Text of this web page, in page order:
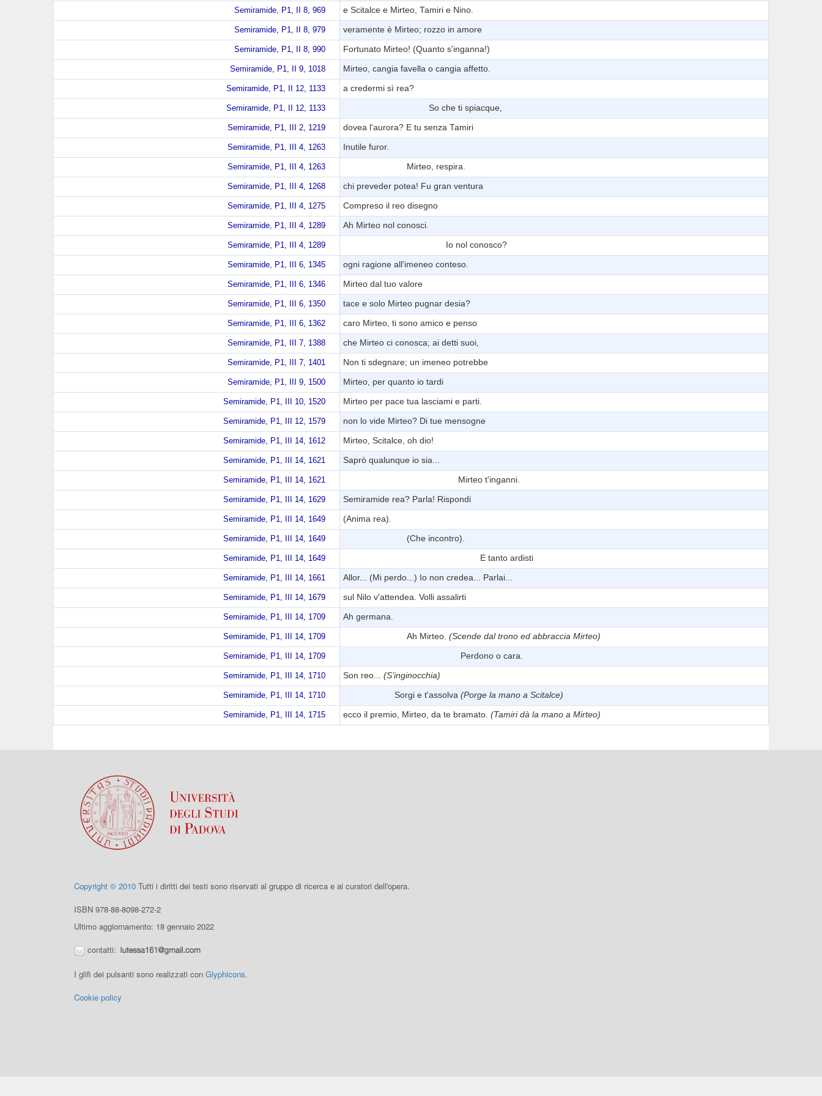
Semiramide, P1, II 8, 969 e Scitalce e Mirteo, Tamiri e Nino.
Semiramide, P1, II 8, 979 veramente è Mirteo; rozzo in amore
Semiramide, P1, II 8, 990 Fortunato Mirteo! (Quanto s'inganna!)
Semiramide, P1, II 9, 1018 Mirteo, cangia favella o cangia affetto.
Semiramide, P1, II 12, 1133 a credermi sì rea?
Semiramide, P1, II 12, 1133 So che ti spiacque,
Semiramide, P1, III 2, 1219 dovea l'aurora? E tu senza Tamiri
Semiramide, P1, III 4, 1263 Inutile furor.
Semiramide, P1, III 4, 1263 Mirteo, respira.
Semiramide, P1, III 4, 1268 chi preveder potea! Fu gran ventura
Semiramide, P1, III 4, 1275 Compreso il reo disegno
Semiramide, P1, III 4, 1289 Ah Mirteo nol conosci.
Semiramide, P1, III 4, 1289 Io nol conosco?
Semiramide, P1, III 6, 1345 ogni ragione all'imeneo conteso.
Semiramide, P1, III 6, 1346 Mirteo dal tuo valore
Semiramide, P1, III 6, 1350 tace e solo Mirteo pugnar desia?
Semiramide, P1, III 6, 1362 caro Mirteo, ti sono amico e penso
Semiramide, P1, III 7, 1388 che Mirteo ci conosca; ai detti suoi,
Semiramide, P1, III 7, 1401 Non ti sdegnare; un imeneo potrebbe
Semiramide, P1, III 9, 1500 Mirteo, per quanto io tardi
Semiramide, P1, III 10, 1520 Mirteo per pace tua lasciami e parti.
Semiramide, P1, III 12, 1579 non lo vide Mirteo? Di tue mensogne
Semiramide, P1, III 14, 1612 Mirteo, Scitalce, oh dio!
Semiramide, P1, III 14, 1621 Saprò qualunque io sia...
Semiramide, P1, III 14, 1621 Mirteo t'inganni.
Semiramide, P1, III 14, 1629 Semiramide rea? Parla! Rispondi
Semiramide, P1, III 14, 1649 (Anima rea).
Semiramide, P1, III 14, 1649 (Che incontro).
Semiramide, P1, III 14, 1649 E tanto ardisti
Semiramide, P1, III 14, 1661 Allor... (Mi perdo...) Io non credea... Parlai...
Semiramide, P1, III 14, 1679 sul Nilo v'attendea. Volli assalirti
Semiramide, P1, III 14, 1709 Ah germana.
Semiramide, P1, III 14, 1709 Ah Mirteo.(Scende dal trono ed abbraccia Mirteo)
Semiramide, P1, III 14, 1709 Perdono o cara.
Semiramide, P1, III 14, 1710 Son reo...(S’inginocchia)
Semiramide, P1, III 14, 1710 Sorgi e t'assolva(Porge la mano a Scitalce)
Semiramide, P1, III 14, 1715 ecco il premio, Mirteo, da te bramato.(Tamiri dà la mano a Mirteo)
Copyright © 2010 Tutti i diritti dei testi sono riservati al gruppo di ricerca e ai curatori dell'opera.
ISBN 978-88-8098-272-2
Ultimo aggiornamento: 18 gennaio 2022
contatti:
I glifi dei pulsanti sono realizzati con Glyphicons.
Cookie policy